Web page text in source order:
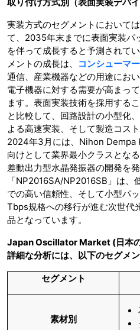
実装方式のセグメントにおいて
て、2035年末までに表面実装パ
を伴って成長すると予測されて
メントの成長は、
コンシューマ
通信、産業機器などの用途にお
電子機器に対する需要が高まっ
ます。表面実装技術を採用する
と比較して、回路設計の小型化
よる高速実装、そして製造コス
2024年3月には、Nihon Dempa
向けとして業界最小クラスとな
差動出力型水晶発振器の開発を
「NP2016SA/NP2016SB」は
での高い信頼性、そして小型パ
Tbps規格への移行が進む次世代
品となっています。
Japan Oscillator Market (日本
詳細な分析には、以下のセグメ
セグメント
素材別